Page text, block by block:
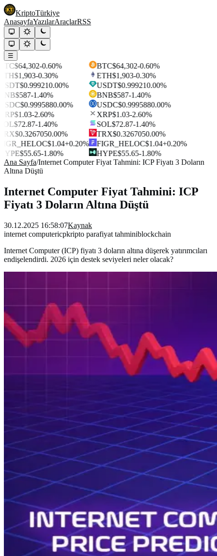
KriptoTürkiye
AnasayfaYazılarAraçlarRSS
☰
$64,302-0.60%
$1,903-0.30%
$0.999210.00%
$587-1.40%
$0.9995880.00%
$1.03-2.60%
$72.87-1.40%
$0.3267050.00%
$1.04+0.20%
$55.65-1.80%
BTC$64,302-0.60%
ETH$1,903-0.30%
USDT$0.999210.00%
BNB$587-1.40%
USDC$0.9995880.00%
XRP$1.03-2.60%
SOL$72.87-1.40%
TRX$0.3267050.00%
FIGR_HELOC$1.04+0.20%
HYPE$55.65-1.80%
Ana Sayfa/Internet Computer Fiyat Tahmini: ICP Fiyatı 3 Doların
Altına Düştü
Internet Computer Fiyat Tahmini: ICP
Fiyatı 3 Doların Altına Düştü
30.12.2025 16:58:07Kaynak
internet computericpkripto parafiyat tahminiblockchain
Internet Computer (ICP) fiyatı 3 doların altına düşerek yatırımcıları
endişelendirdi. 2026 için destek seviyeleri neler olacak?